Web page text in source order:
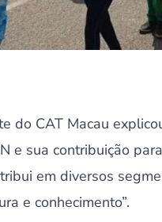
do CAT Macau
e sua contribuição
em diversos
e conhecimento”.